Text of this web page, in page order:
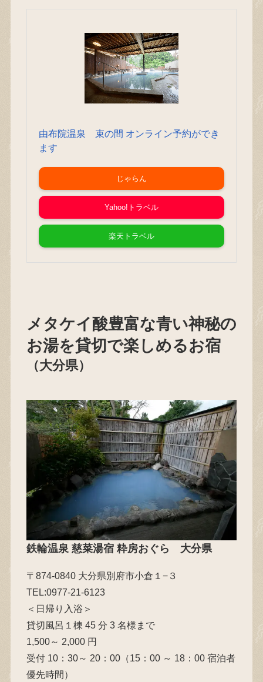
由布院温泉 束の間 オンライン予約ができ
ます
じゃらん
Yahoo!トラベル
楽天トラベル
メタケイ酸豊富な青い神秘の
お湯を貸切で楽しめるお宿
（大分県）
鉄輪温泉 慈菜湯宿 粋房おぐら 大分県
〒874-0840 大分県別府市小倉１−３
TEL:0977-21-6123
＜日帰り入浴＞
貸切風呂１棟 45 分 3 名様まで
1,500～ 2,000 円
受付 10：30～ 20：00（15：00 ～ 18：00 宿泊者
優先時間）